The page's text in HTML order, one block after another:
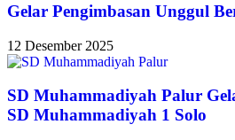
Gelar Pengimbasan Unggul
12 Desember 2025
SD Muhammadiyah Palur
SD Muhammadiyah 1 Solo